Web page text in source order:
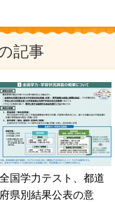
記事
全国学力テスト、都道
府県別結果公表の意